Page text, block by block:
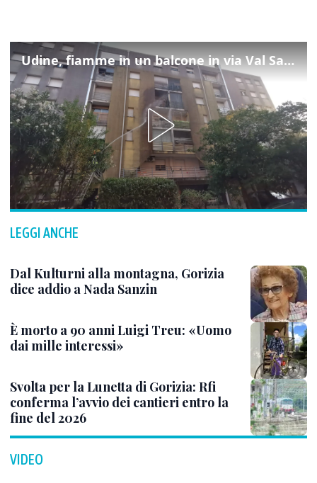
Udine, fiamme in un balcone in via Val Saisera: intervengono i pompieri
LEGGI ANCHE
Dal Kulturni alla montagna, Gorizia
dice addio a Nada Sanzin
È morto a 90 anni Luigi Treu: «Uomo
dai mille interessi»
Svolta per la Lunetta di Gorizia: Rfi
conferma l’avvio dei cantieri entro la
fine del 2026
VIDEO